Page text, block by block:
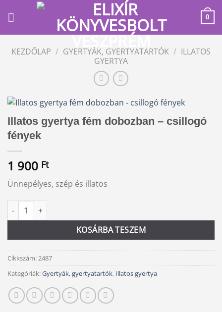
0
KEZDŐLAP / GYERTYÁK, GYERTYATARTÓK / ILLATOS
GYERTYA
Illatos gyertya fém dobozban – csillogó
fények
1 900 Ft
Ünnepélyes, szép és illatos
Illatos gyertya fém dobozban - csillogó fények mennyiség
KOSÁRBA TESZEM
Alternative:
Cikkszám:2487
Kategóriák:Gyertyák, gyertyatartók, Illatos gyertya